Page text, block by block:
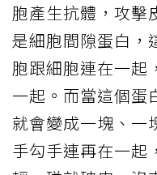
胞產生抗體，攻
是細胞間隙蛋白，
胞跟細胞連在一起
一起。而當這個蛋
就會變成一塊、一
手勾手連再在一起